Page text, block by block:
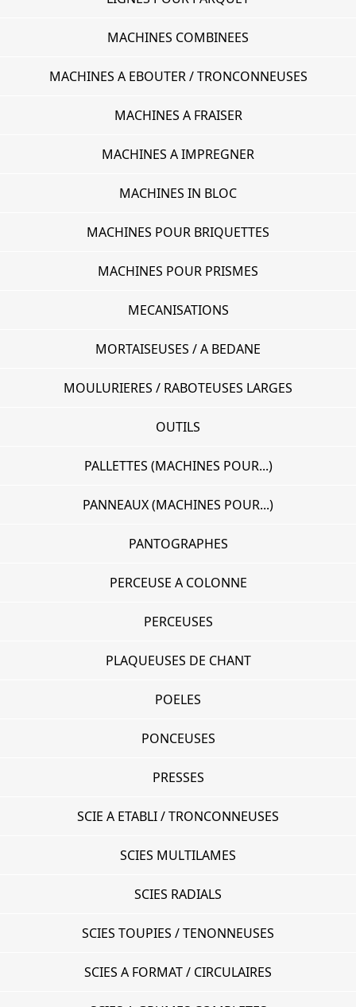
MACHINES COMBINEES
MACHINES A EBOUTER / TRONCONNEUSES
MACHINES A FRAISER
MACHINES A IMPREGNER
MACHINES IN BLOC
MACHINES POUR BRIQUETTES
MACHINES POUR PRISMES
MECANISATIONS
MORTAISEUSES / A BEDANE
MOULURIERES / RABOTEUSES LARGES
OUTILS
PALLETTES (MACHINES POUR...)
PANNEAUX (MACHINES POUR...)
PANTOGRAPHES
PERCEUSE A COLONNE
PERCEUSES
PLAQUEUSES DE CHANT
POELES
PONCEUSES
PRESSES
SCIE A ETABLI / TRONCONNEUSES
SCIES MULTILAMES
SCIES RADIALS
SCIES TOUPIES / TENONNEUSES
SCIES A FORMAT / CIRCULAIRES